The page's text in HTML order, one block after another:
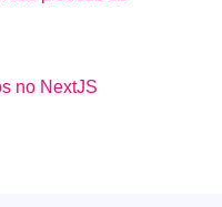
no NextJS